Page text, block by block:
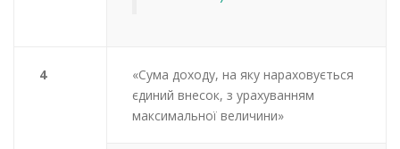
4
«Сума доходу, на яку нараховується
єдиний внесок, з урахуванням
максимальної величини»